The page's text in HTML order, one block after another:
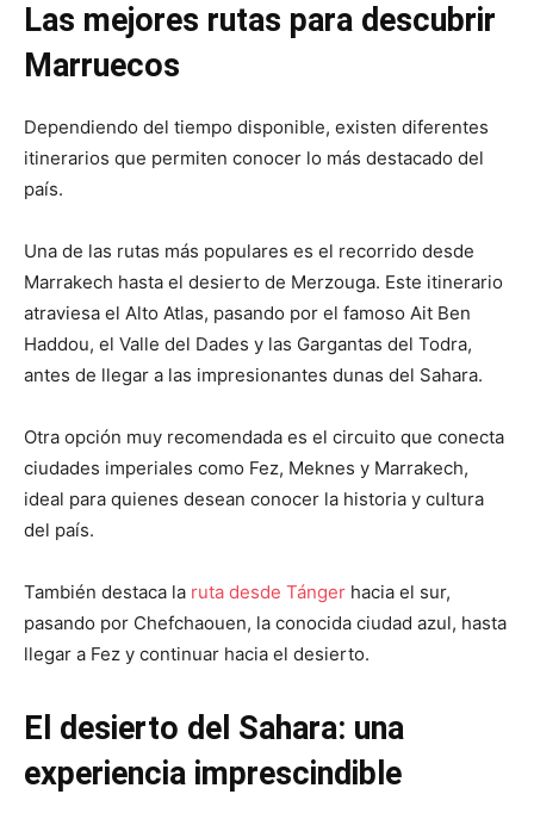
Las mejores rutas para descubrir
Marruecos
Dependiendo del tiempo disponible, existen diferentes
itinerarios que permiten conocer lo más destacado del
país.
Una de las rutas más populares es el recorrido desde
Marrakech hasta el desierto de Merzouga. Este itinerario
atraviesa el Alto Atlas, pasando por el famoso Ait Ben
Haddou, el Valle del Dades y las Gargantas del Todra,
antes de llegar a las impresionantes dunas del Sahara.
Otra opción muy recomendada es el circuito que conecta
ciudades imperiales como Fez, Meknes y Marrakech,
ideal para quienes desean conocer la historia y cultura
del país.
También destaca la ruta desde Tánger hacia el sur,
pasando por Chefchaouen, la conocida ciudad azul, hasta
llegar a Fez y continuar hacia el desierto.
El desierto del Sahara: una
experiencia imprescindible